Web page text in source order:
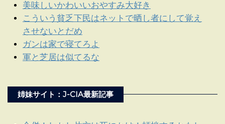
美味しいかわいいおやすみ大好き
こういう貧乏下民はネットで晒し者にして覚え
させないとだめ
ガンは家で寝てろよ
軍と芝居は似てるな
姉妹サイト：J-CIA最新記事